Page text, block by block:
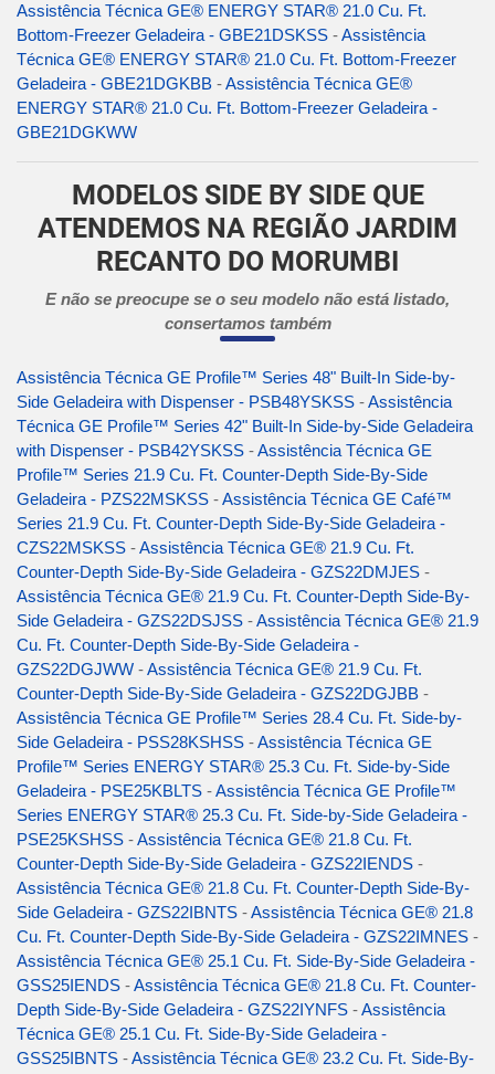
Assistência Técnica GE® ENERGY STAR® 21.0 Cu. Ft.
Bottom-Freezer Geladeira - GBE21DSKSS -Assistência
Técnica GE® ENERGY STAR® 21.0 Cu. Ft. Bottom-Freezer
Geladeira - GBE21DGKBB -Assistência Técnica GE®
ENERGY STAR® 21.0 Cu. Ft. Bottom-Freezer Geladeira -
GBE21DGKWW
MODELOS SIDE BY SIDE QUE
ATENDEMOS NA REGIÃO JARDIM
RECANTO DO MORUMBI
E não se preocupe se o seu modelo não está listado,
consertamos também
Assistência Técnica GE Profile™ Series 48" Built-In Side-by-
Side Geladeira with Dispenser - PSB48YSKSS -Assistência
Técnica GE Profile™ Series 42" Built-In Side-by-Side Geladeira
with Dispenser - PSB42YSKSS -Assistência Técnica GE
Profile™ Series 21.9 Cu. Ft. Counter-Depth Side-By-Side
Geladeira - PZS22MSKSS -Assistência Técnica GE Café™
Series 21.9 Cu. Ft. Counter-Depth Side-By-Side Geladeira -
CZS22MSKSS -Assistência Técnica GE® 21.9 Cu. Ft.
Counter-Depth Side-By-Side Geladeira - GZS22DMJES -
Assistência Técnica GE® 21.9 Cu. Ft. Counter-Depth Side-By-
Side Geladeira - GZS22DSJSS -Assistência Técnica GE® 21.9
Cu. Ft. Counter-Depth Side-By-Side Geladeira -
GZS22DGJWW -Assistência Técnica GE® 21.9 Cu. Ft.
Counter-Depth Side-By-Side Geladeira - GZS22DGJBB -
Assistência Técnica GE Profile™ Series 28.4 Cu. Ft. Side-by-
Side Geladeira - PSS28KSHSS -Assistência Técnica GE
Profile™ Series ENERGY STAR® 25.3 Cu. Ft. Side-by-Side
Geladeira - PSE25KBLTS -Assistência Técnica GE Profile™
Series ENERGY STAR® 25.3 Cu. Ft. Side-by-Side Geladeira -
PSE25KSHSS -Assistência Técnica GE® 21.8 Cu. Ft.
Counter-Depth Side-By-Side Geladeira - GZS22IENDS -
Assistência Técnica GE® 21.8 Cu. Ft. Counter-Depth Side-By-
Side Geladeira - GZS22IBNTS -Assistência Técnica GE® 21.8
Cu. Ft. Counter-Depth Side-By-Side Geladeira - GZS22IMNES -
Assistência Técnica GE® 25.1 Cu. Ft. Side-By-Side Geladeira -
GSS25IENDS -Assistência Técnica GE® 21.8 Cu. Ft. Counter-
Depth Side-By-Side Geladeira - GZS22IYNFS -Assistência
Técnica GE® 25.1 Cu. Ft. Side-By-Side Geladeira -
GSS25IBNTS -Assistência Técnica GE® 23.2 Cu. Ft. Side-By-